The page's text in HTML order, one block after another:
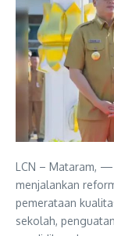
LCN – Mataram, —
menjalankan
pemerataan
sekolah,